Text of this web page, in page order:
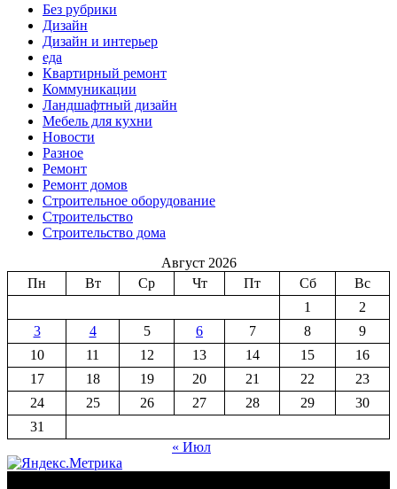
Без рубрики
Дизайн
Дизайн и интерьер
еда
Квартирный ремонт
Коммуникации
Ландшафтный дизайн
Мебель для кухни
Новости
Разное
Ремонт
Ремонт домов
Строительное оборудование
Строительство
Строительство дома
Август 2026
Пн
Вт Ср Чт Пт Сб
Вс
1
2
3
4 5 6 7 8
9
10
11 12 13 14 15
16
17
18 19 20 21 22
23
24
25 26 27 28 29
30
31
« Июл